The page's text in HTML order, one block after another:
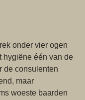
onder vier ogen
hygiëne één van de
de consulenten
maar
woeste baarden